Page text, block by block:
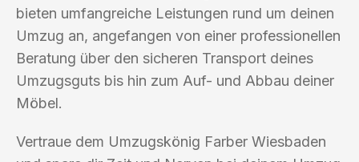
bieten umfangreiche Leistungen rund um deinen
Umzug an, angefangen von einer professionellen
Beratung über den sicheren Transport deines
Umzugsguts bis hin zum Auf- und Abbau deiner
Möbel.
Vertraue dem Umzugskönig Farber Wiesbaden